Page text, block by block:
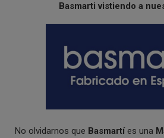
Basmarti vistiendo a
No olvidarnos que Basmartíes una